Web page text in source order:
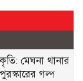
মেঘনা থানার
গল্প